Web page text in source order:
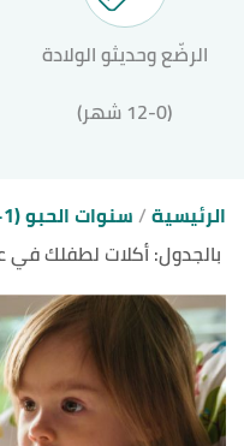
الرضّع وحديثو الولادة
(12-0 شهر)
الرئيسية سنوات الحبو (1-3 سنوات)
بالجدول: أكلات لطفلك